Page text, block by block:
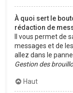
À quoi sert le
rédaction de
Il vous permet de
messages et de
allez dans le
Gestion des
Haut